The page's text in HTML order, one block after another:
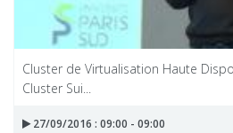
Cluster de Virtualisation Haute
Cluster Sui...
27/09/2016 : 09:00 - 09:00